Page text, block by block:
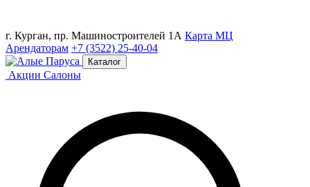
г. Курган, пр. Машиностроителей 1А Карта МЦ
Арендаторам +7 (3522) 25-40-04
Каталог
Акции Салоны